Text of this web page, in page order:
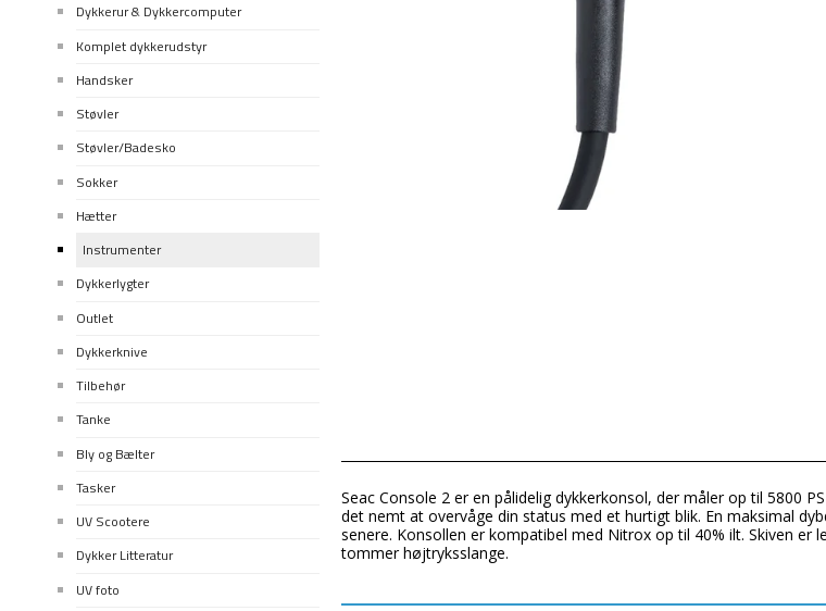
Dykkerur & Dykkercomputer
Komplet dykkerudstyr
Handsker
Støvler
Støvler/Badesko
Sokker
Hætter
Instrumenter
Dykkerlygter
Outlet
Dykkerknive
Tilbehør
Tanke
Bly og Bælter
Tasker
UV Scootere
Dykker Litteratur
UV foto
Seac Console 2 er en pålidelig dykkerkonsol, der måler op til 5800
det nemt at overvåge din status med et hurtigt blik. En maksimal
senere. Konsollen er kompatibel med Nitrox op til 40% ilt. Skiven
tommer højtryksslange.